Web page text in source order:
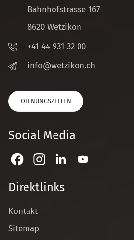
Bahnhofstrasse 167
8620 Wetzikon
+41 44 931 32 00
nf
w tz k n ch
ÖFFNUNGSZEITEN
Social Media
Direktlinks
Kontakt
Sitemap